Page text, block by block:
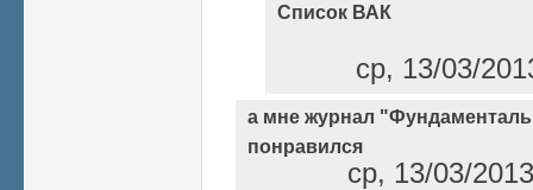
Список ВАК
ср, 13/03/
а мне журнал
понравился
ср, 13/03/